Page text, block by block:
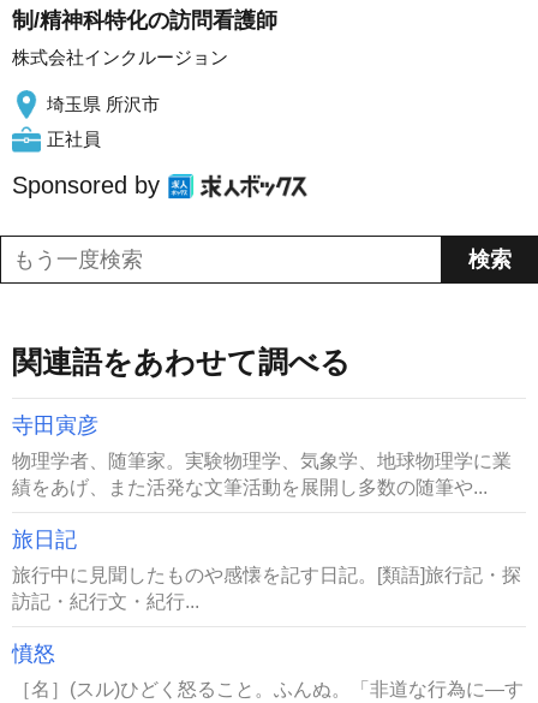
制/精神科特化の訪問看護師
株式会社インクルージョン
埼玉県 所沢市
正社員
Sponsored by
関連語をあわせて調べる
寺田寅彦
物理学者、随筆家。実験物理学、気象学、地球物理学に業
績をあげ、また活発な文筆活動を展開し多数の随筆や...
旅日記
旅行中に見聞したものや感懐を記す日記。[類語]旅行記・探
訪記・紀行文・紀行...
憤怒
［名］(スル)ひどく怒ること。ふんぬ。「非道な行為に―す